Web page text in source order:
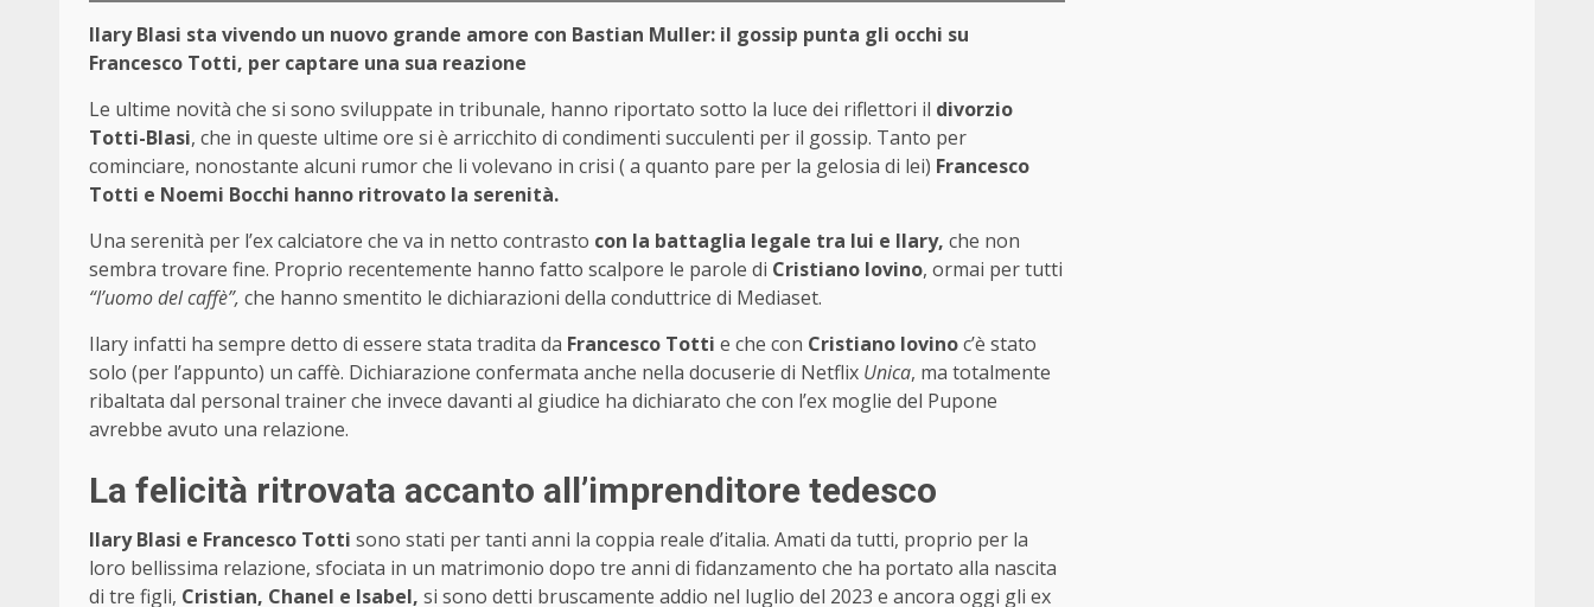
Ilary Blasi sta vivendo un nuovo grande amore con Bastian Muller: il gossip punta gli occhi su
Francesco Totti, per captare una sua reazione
Le ultime novità che si sono sviluppate in tribunale, hanno riportato sotto la luce dei riflettori il divorzio
Totti-Blasi, che in queste ultime ore si è arricchito di condimenti succulenti per il gossip. Tanto per
cominciare, nonostante alcuni rumor che li volevano in crisi ( a quanto pare per la gelosia di lei) Francesco
Totti e Noemi Bocchi hanno ritrovato la serenità.
Una serenità per l’ex calciatore che va in netto contrasto con la battaglia legale tra lui e Ilary, che non
sembra trovare fine. Proprio recentemente hanno fatto scalpore le parole di Cristiano Iovino, ormai per tutti
“l’uomo del caffè”, che hanno smentito le dichiarazioni della conduttrice di Mediaset.
Ilary infatti ha sempre detto di essere stata tradita da Francesco Totti e che con Cristiano Iovinoc’è stato
solo (per l’appunto) un caffè. Dichiarazione confermata anche nella docuserie di Netflix Unica, ma totalmente
ribaltata dal personal trainer che invece davanti al giudice ha dichiarato che con l’ex moglie del Pupone
avrebbe avuto una relazione.
La felicità ritrovata accanto all’imprenditore tedesco
Ilary Blasi e Francesco Totti sono stati per tanti anni la coppia reale d’italia. Amati da tutti, proprio per la
loro bellissima relazione, sfociata in un matrimonio dopo tre anni di fidanzamento che ha portato alla nascita
di tre figli, Cristian, Chanel e Isabel, si sono detti bruscamente addio nel luglio del 2023 e ancora oggi gli ex